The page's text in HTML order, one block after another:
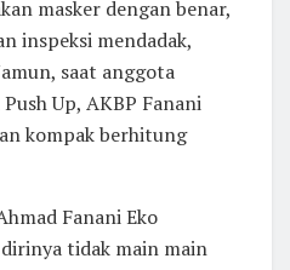
masker dengan benar,
inspeksi mendadak,
saat anggota
Up, AKBP Fanani
kompak berhitung
Fanani Eko
tidak main main